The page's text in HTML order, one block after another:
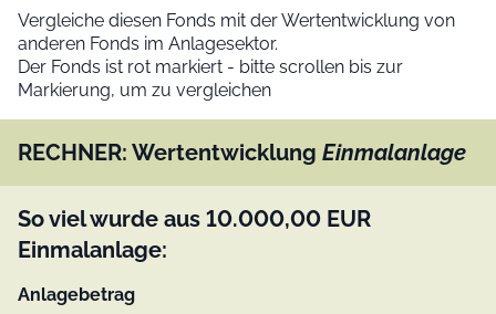
Vergleiche diesen Fonds mit der Wertentwicklung von
anderen Fonds im Anlagesektor.
Der Fonds ist rot markiert - bitte scrollen bis zur
Markierung, um zu vergleichen
RECHNER: Wertentwicklung Einmalanlage
So viel wurde aus 10.000,00 EUR
Einmalanlage:
Anlagebetrag